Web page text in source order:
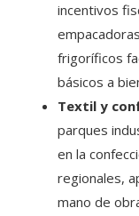
incentivos
frigoríficos
básicos a
Textil y
parques
en la
regionales,
mano de